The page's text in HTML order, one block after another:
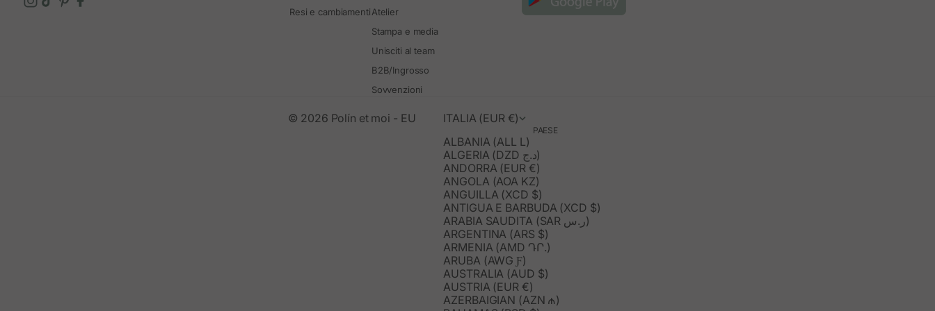
Resi e cambiamentiAtelier
Stampa e media
Unisciti al team
B2B/Ingrosso
Sovvenzioni
ITALIA (EUR €)
PAESE
ALBANIA (ALL L)
ALGERIA (DZD د.ج)
ANDORRA (EUR €)
ANGOLA (AOA KZ)
ANGUILLA (XCD $)
ANTIGUA E BARBUDA (XCD $)
ARABIA SAUDITA (SAR ر.س)
ARGENTINA (ARS $)
ARMENIA (AMD ԴՐ.)
ARUBA (AWG Ƒ)
AUSTRALIA (AUD $)
AUSTRIA (EUR €)
AZERBAIGIAN (AZN ₼)
© 2026 Polín et moi - EU